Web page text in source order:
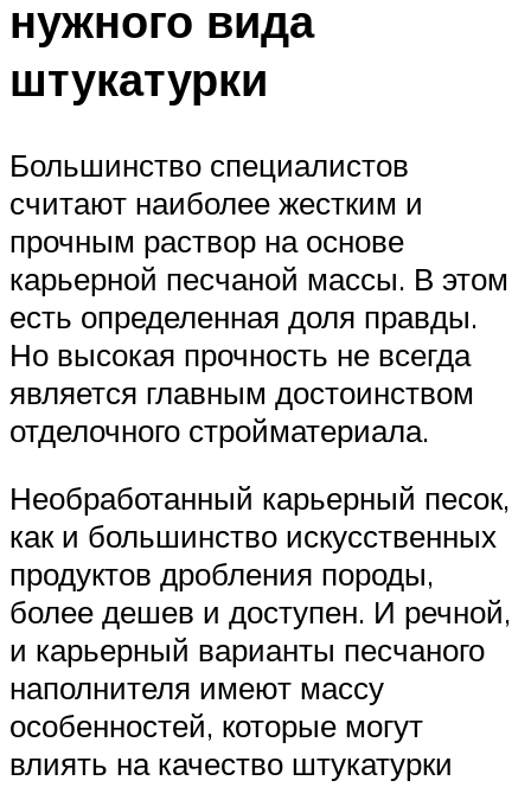
нужного вида
штукатурки
Большинство специалистов
считают наиболее жестким и
прочным раствор на основе
карьерной песчаной массы. В этом
есть определенная доля правды.
Но высокая прочность не всегда
является главным достоинством
отделочного стройматериала.
Необработанный карьерный песок,
как и большинство искусственных
продуктов дробления породы,
более дешев и доступен. И речной,
и карьерный варианты песчаного
наполнителя имеют массу
особенностей, которые могут
влиять на качество штукатурки